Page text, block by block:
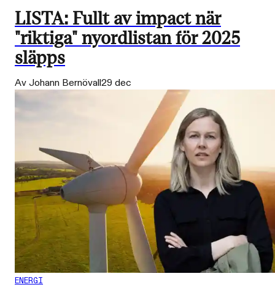
LISTA: Fullt av impact när
"riktiga" nyordlistan för 2025
släpps
Av Johann Bernövall29 dec
ENERGI